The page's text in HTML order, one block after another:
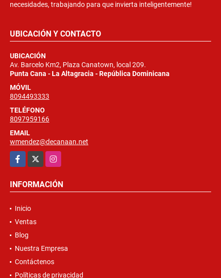
necesidades, trabajando para que invierta inteligentemente!
UBICACIÓN Y CONTACTO
UBICACIÓN
Av. Barcelo Km2, Plaza Canatown, local 209.
Punta Cana - La Altagracia - República Dominicana
MÓVIL
8094493333
TELÉFONO
8097959166
EMAIL
wmendez@decanaan.net
Facebook
Instagram
INFORMACIÓN
Inicio
Ventas
Blog
Nuestra Empresa
Contáctenos
Políticas de privacidad